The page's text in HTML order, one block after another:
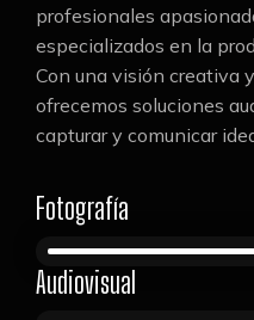
profesionales
especializados en la
Con una visión creativa
ofrecemos soluciones
capturar y comunicar
Fotografía
Audiovisual